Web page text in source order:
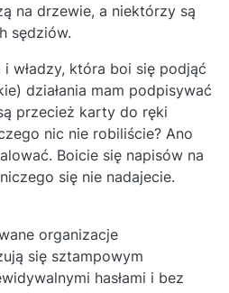
na drzewie, a niektórzy są
sędziów.
władzy, która boi się podjąć
działania mam podpisywać
przecież karty do ręki
nic nie robiliście? Ano
Boicie się napisów na
się nie nadajecie.
organizacje
się sztampowym
hasłami i bez